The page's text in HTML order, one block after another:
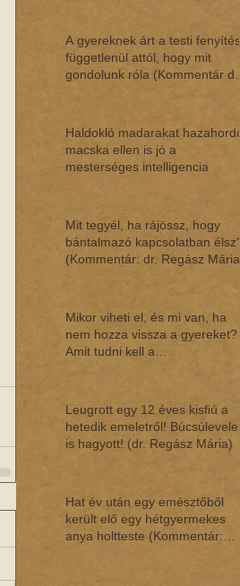
A gyereknek árt a testi fenyítés,
függetlenül attól, hogy mit
gondolunk róla (Kommentár dr.
Haldokló madarakat hazahordó
macska ellen is jó a
mesterséges intelligencia
Mit tegyél, ha rájössz, hogy
bántalmazó kapcsolatban élsz?
(Kommentár: dr. Regász Mária)
Mikor viheti el, és mi van, ha
nem hozza vissza a gyereket?
Amit tudni kell a
Leugrott egy 12 éves kisfiú a
hetedik emeletről! Búcsúlevelet
is hagyott! (dr. Regász Mária)
Hat év után egy emésztőből
került elő egy hétgyermekes
anya holtteste (Kommentár: